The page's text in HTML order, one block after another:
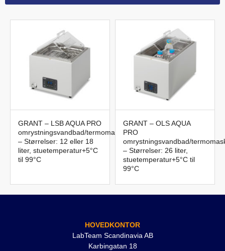
Har du brug for mere hjælp?Kontakt os, så hjælper vi
dig med at finde den rigtige vandbadshaker.
Brug for hjælp til at finde vej blandt Vandbad -
Vandbadsryster?
Kontakt os på 042-300 91 30 eller
GRANT – LSB AQUA PRO
omrystningsvandbad/termomaskine
– Størrelser: 12 eller 18
liter, stuetemperatur+5°C
til 99°C
GRANT – OLS AQUA
PRO
omrystningsvandbad/
– Størrelser: 26 liter,
stuetemperatur+5°C til
99°C
HOVEDKONTOR
LabTeam Scandinavia AB
Karbingatan 18